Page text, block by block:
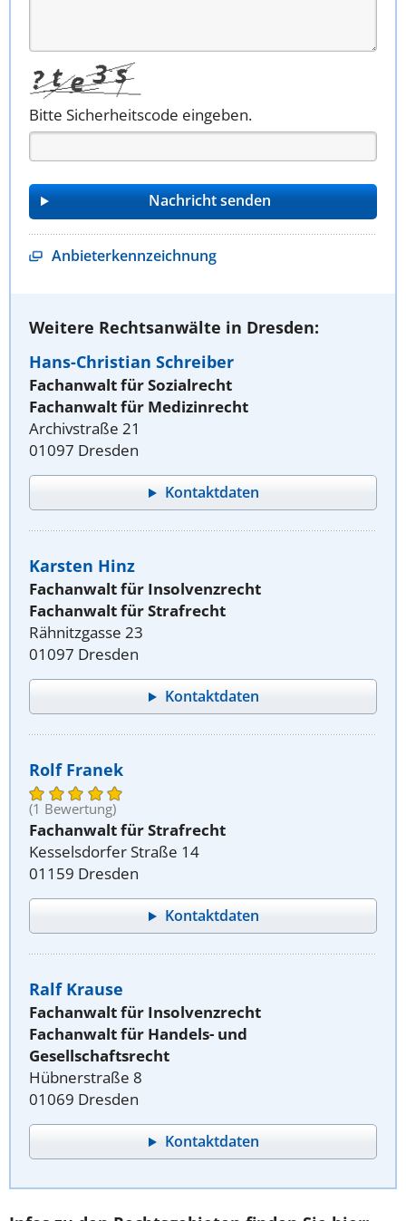
Bitte Sicherheitscode eingeben.
Anbieterkennzeichnung
Weitere Rechtsanwälte in Dresden:
Hans-Christian Schreiber
Fachanwalt für Sozialrecht
Fachanwalt für Medizinrecht
Archivstraße 21
01097 Dresden
Kontaktdaten
Karsten Hinz
Fachanwalt für Insolvenzrecht
Fachanwalt für Strafrecht
Rähnitzgasse 23
01097 Dresden
Kontaktdaten
Rolf Franek
(1 Bewertung)
Fachanwalt für Strafrecht
Kesselsdorfer Straße 14
01159 Dresden
Kontaktdaten
Ralf Krause
Fachanwalt für Insolvenzrecht
Fachanwalt für Handels- und
Gesellschaftsrecht
Hübnerstraße 8
01069 Dresden
Kontaktdaten